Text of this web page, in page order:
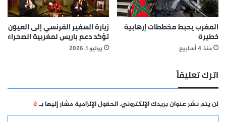
المغرب يحبط مخططات إرهابية
خطيرة
منذ 4 أسابيع
زيارة السفير الفرنسي إلى العيون
تؤكد دعم باريس لمغربية الصحراء
يوليو 1, 2026
اترك تعليقاً
لن يتم نشر عنوان بريدك الإلكتروني.الحقول الإلزامية مشار إليها بـ*